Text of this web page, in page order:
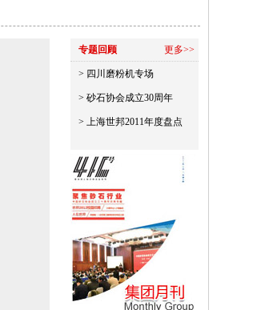
专题回顾 更多>>
> 四川磨粉机专场
> 砂石协会成立30周年
> 上海世邦2011年度盘点